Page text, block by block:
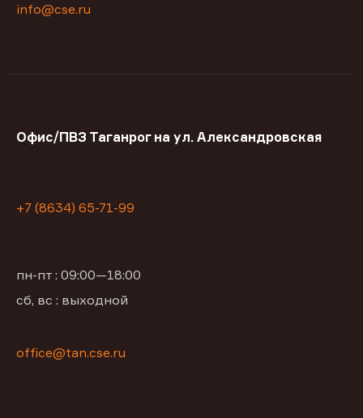
info@cse.ru
Офис/ПВЗ Таганрог на ул. Александровская
+7 (8634) 65-71-99
пн-пт : 09:00—18:00
сб, вс : выходной
office@tan.cse.ru